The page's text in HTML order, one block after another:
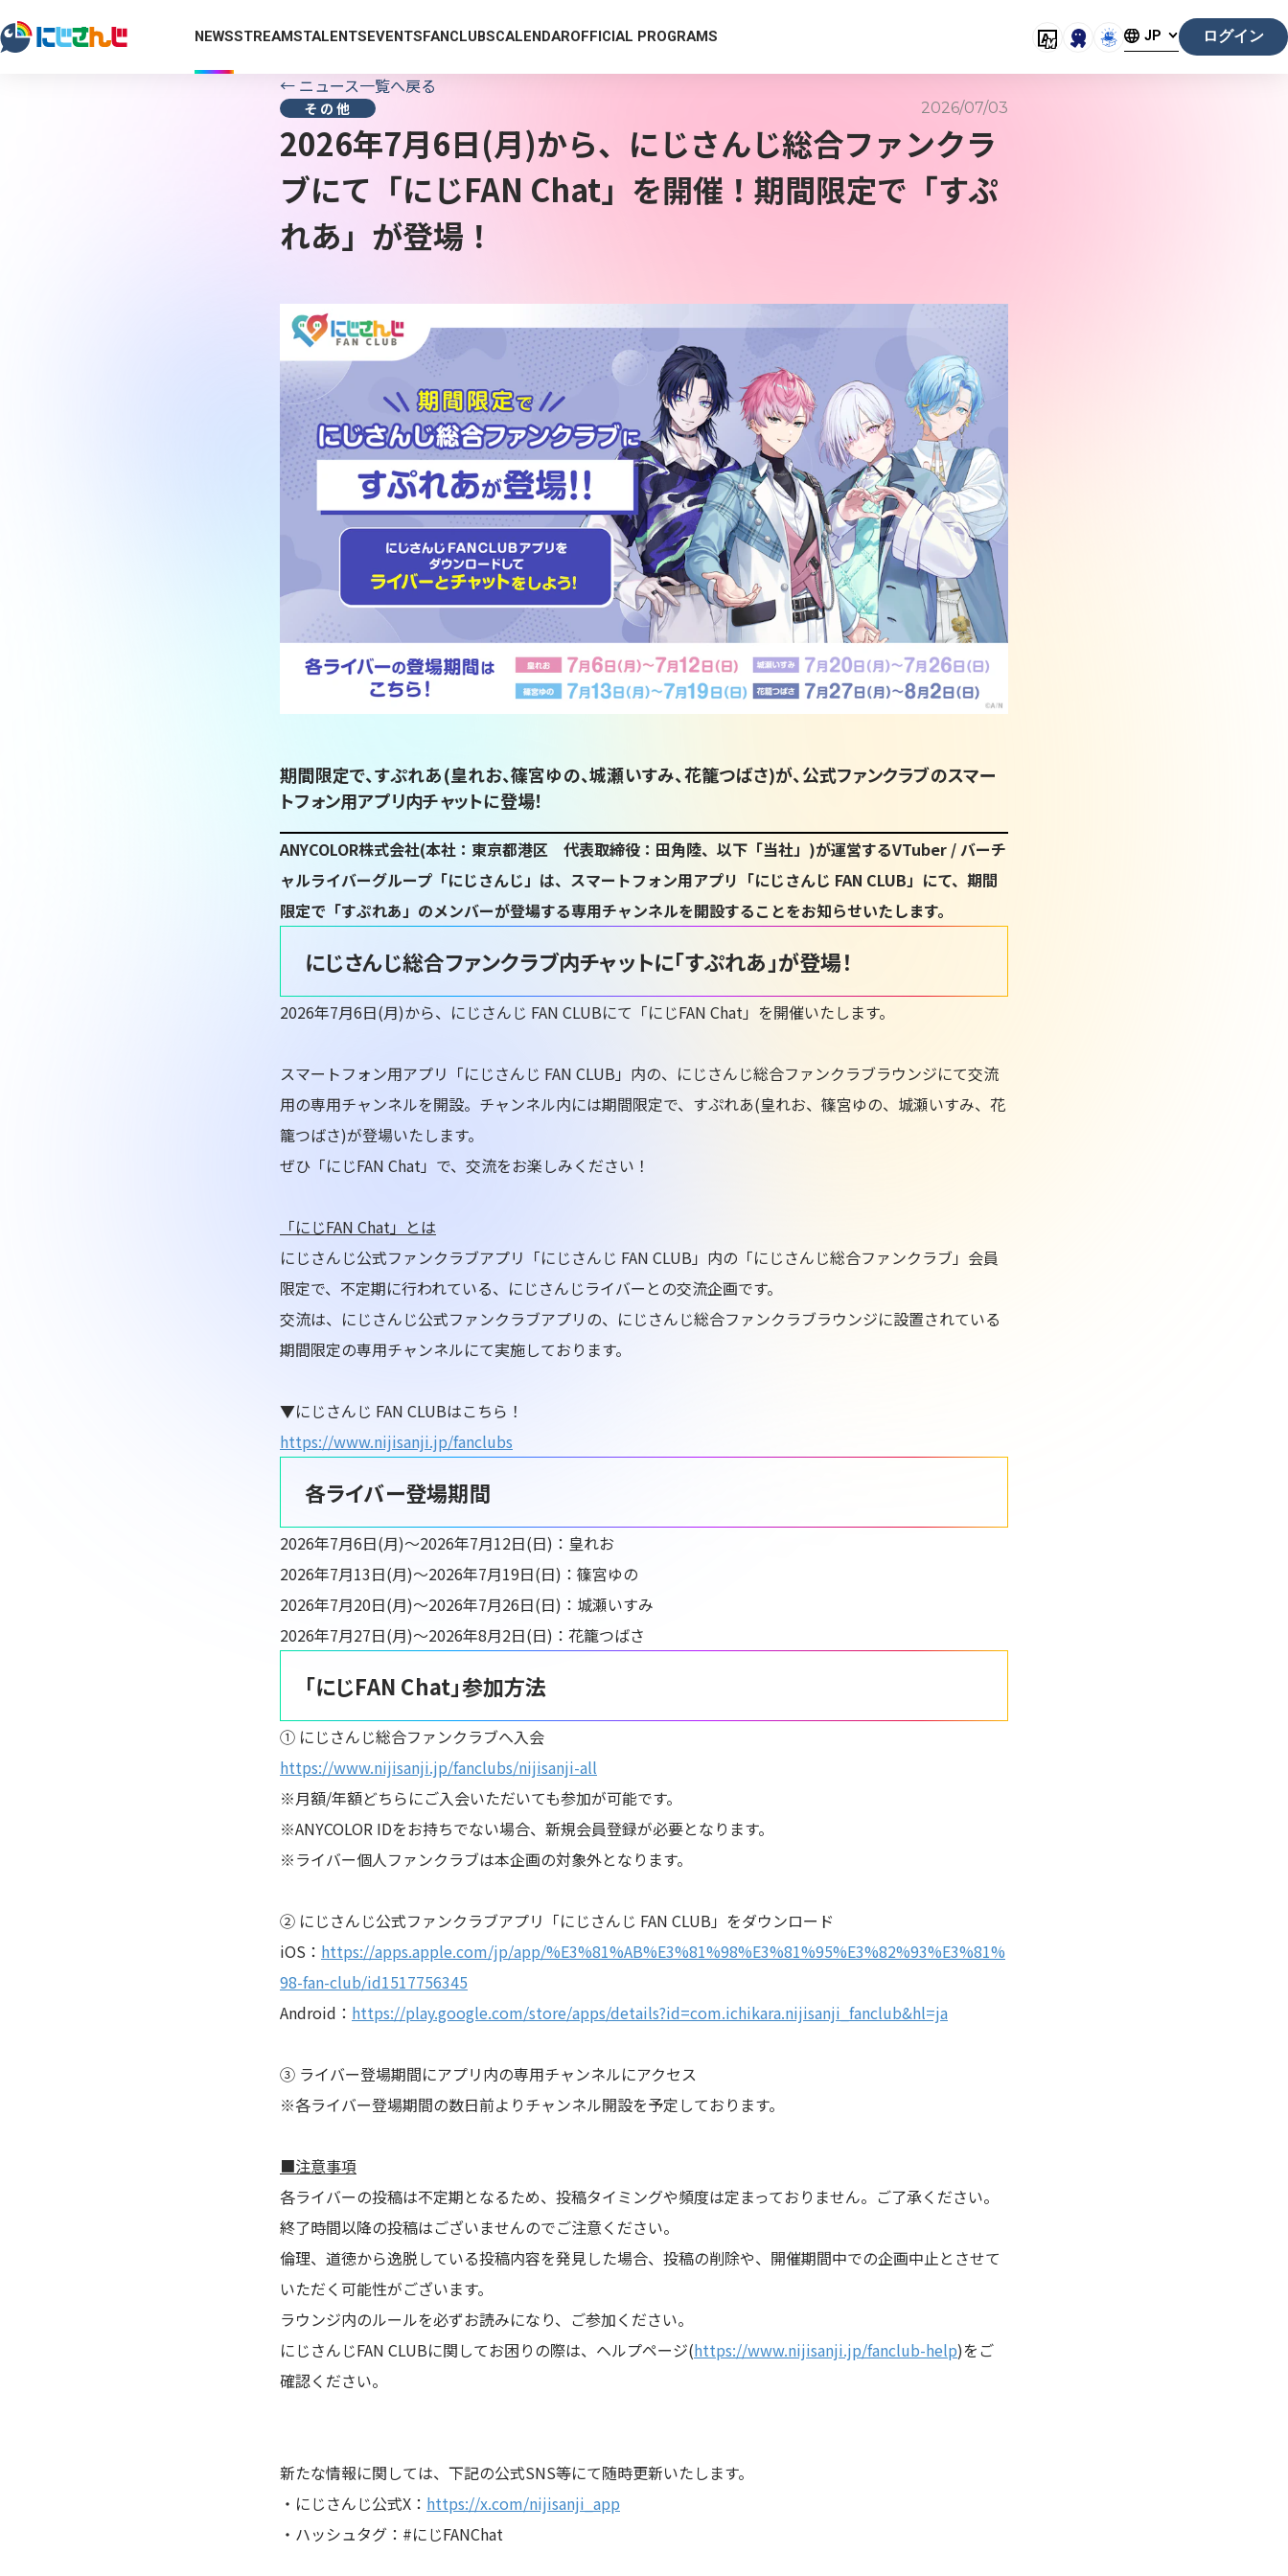
NEWSSTREAMSTALENTSEVENTSFANCLUBSCALENDAROFFICIAL PROGRAMS JP ログイン
← ニュース一覧へ戻る
その他 2026/07/03
2026年7月6日(月)から、にじさんじ総合ファンクラ
ブにて「にじFAN Chat」を開催！期間限定で「すぷ
れあ」が登場！
期間限定で、すぷれあ(皇れお、篠宮ゆの、城瀬いすみ、花籠つばさ)が、公式ファンクラブのスマー
トフォン用アプリ内チャットに登場！
ANYCOLOR株式会社(本社：東京都港区 代表取締役：田角陸、以下「当社」)が運営するVTuber / バーチ
ャルライバーグループ「にじさんじ」は、スマートフォン用アプリ「にじさんじ FAN CLUB」にて、期間
限定で「すぷれあ」のメンバーが登場する専用チャンネルを開設することをお知らせいたします。
にじさんじ総合ファンクラブ内チャットに「すぷれあ」が登場！
2026年7月6日(月)から、にじさんじ FAN CLUBにて「にじFAN Chat」を開催いたします。
スマートフォン用アプリ「にじさんじ FAN CLUB」内の、にじさんじ総合ファンクラブラウンジにて交流
用の専用チャンネルを開設。チャンネル内には期間限定で、すぷれあ(皇れお、篠宮ゆの、城瀬いすみ、花
籠つばさ)が登場いたします。
ぜひ「にじFAN Chat」で、交流をお楽しみください！
「にじFAN Chat」とは
にじさんじ公式ファンクラブアプリ「にじさんじ FAN CLUB」内の「にじさんじ総合ファンクラブ」会員
限定で、不定期に行われている、にじさんじライバーとの交流企画です。
交流は、にじさんじ公式ファンクラブアプリの、にじさんじ総合ファンクラブラウンジに設置されている
期間限定の専用チャンネルにて実施しております。
▼にじさんじ FAN CLUBはこちら！
https://www.nijisanji.jp/fanclubs
各ライバー登場期間
2026年7月6日(月)〜2026年7月12日(日)：皇れお
2026年7月13日(月)〜2026年7月19日(日)：篠宮ゆの
2026年7月20日(月)〜2026年7月26日(日)：城瀬いすみ
2026年7月27日(月)〜2026年8月2日(日)：花籠つばさ
「にじFAN Chat」参加方法
① にじさんじ総合ファンクラブへ入会
https://www.nijisanji.jp/fanclubs/nijisanji-all
※月額/年額どちらにご入会いただいても参加が可能です。
※ANYCOLOR IDをお持ちでない場合、新規会員登録が必要となります。
※ライバー個人ファンクラブは本企画の対象外となります。
② にじさんじ公式ファンクラブアプリ「にじさんじ FAN CLUB」をダウンロード
iOS： https://apps.apple.com/jp/app/%E3%81%AB%E3%81%98%E3%81%95%E3%82%93%E3%81%
98-fan-club/id1517756345
Android： https://play.google.com/store/apps/details?id=com.ichikara.nijisanji_fanclub&hl=ja
③ ライバー登場期間にアプリ内の専用チャンネルにアクセス
※各ライバー登場期間の数日前よりチャンネル開設を予定しております。
■注意事項
各ライバーの投稿は不定期となるため、投稿タイミングや頻度は定まっておりません。ご了承ください。
終了時間以降の投稿はございませんのでご注意ください。
倫理、道徳から逸脱している投稿内容を発見した場合、投稿の削除や、開催期間中での企画中止とさせて
いただく可能性がございます。
ラウンジ内のルールを必ずお読みになり、ご参加ください。
にじさんじFAN CLUBに関してお困りの際は、ヘルプページ(https://www.nijisanji.jp/fanclub-help)をご
確認ください。
新たな情報に関しては、下記の公式SNS等にて随時更新いたします。
・にじさんじ公式X： https://x.com/nijisanji_app
・ハッシュタグ：#にじFANChat